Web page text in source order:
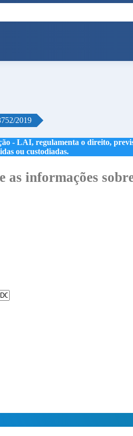
2019
- LAI, regulamenta o direito,
ou custodiadas.
as informações